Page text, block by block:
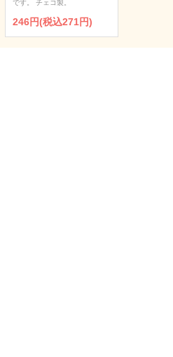
です。 チェコ製。
246円(税込271円)